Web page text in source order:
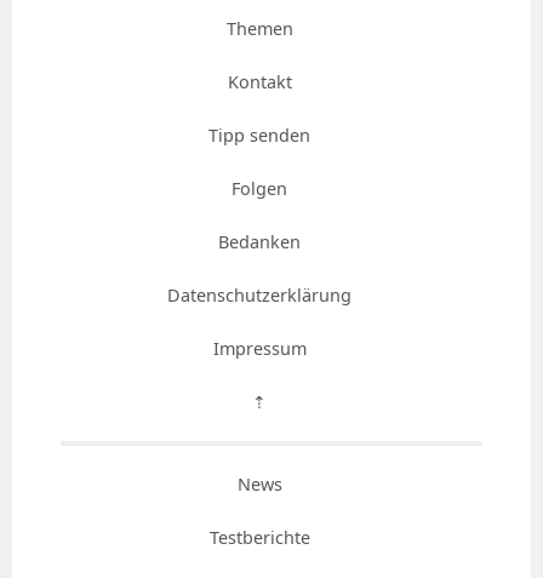
Themen
Kontakt
Tipp senden
Folgen
Bedanken
Datenschutzerklärung
Impressum
⇡
News
Testberichte